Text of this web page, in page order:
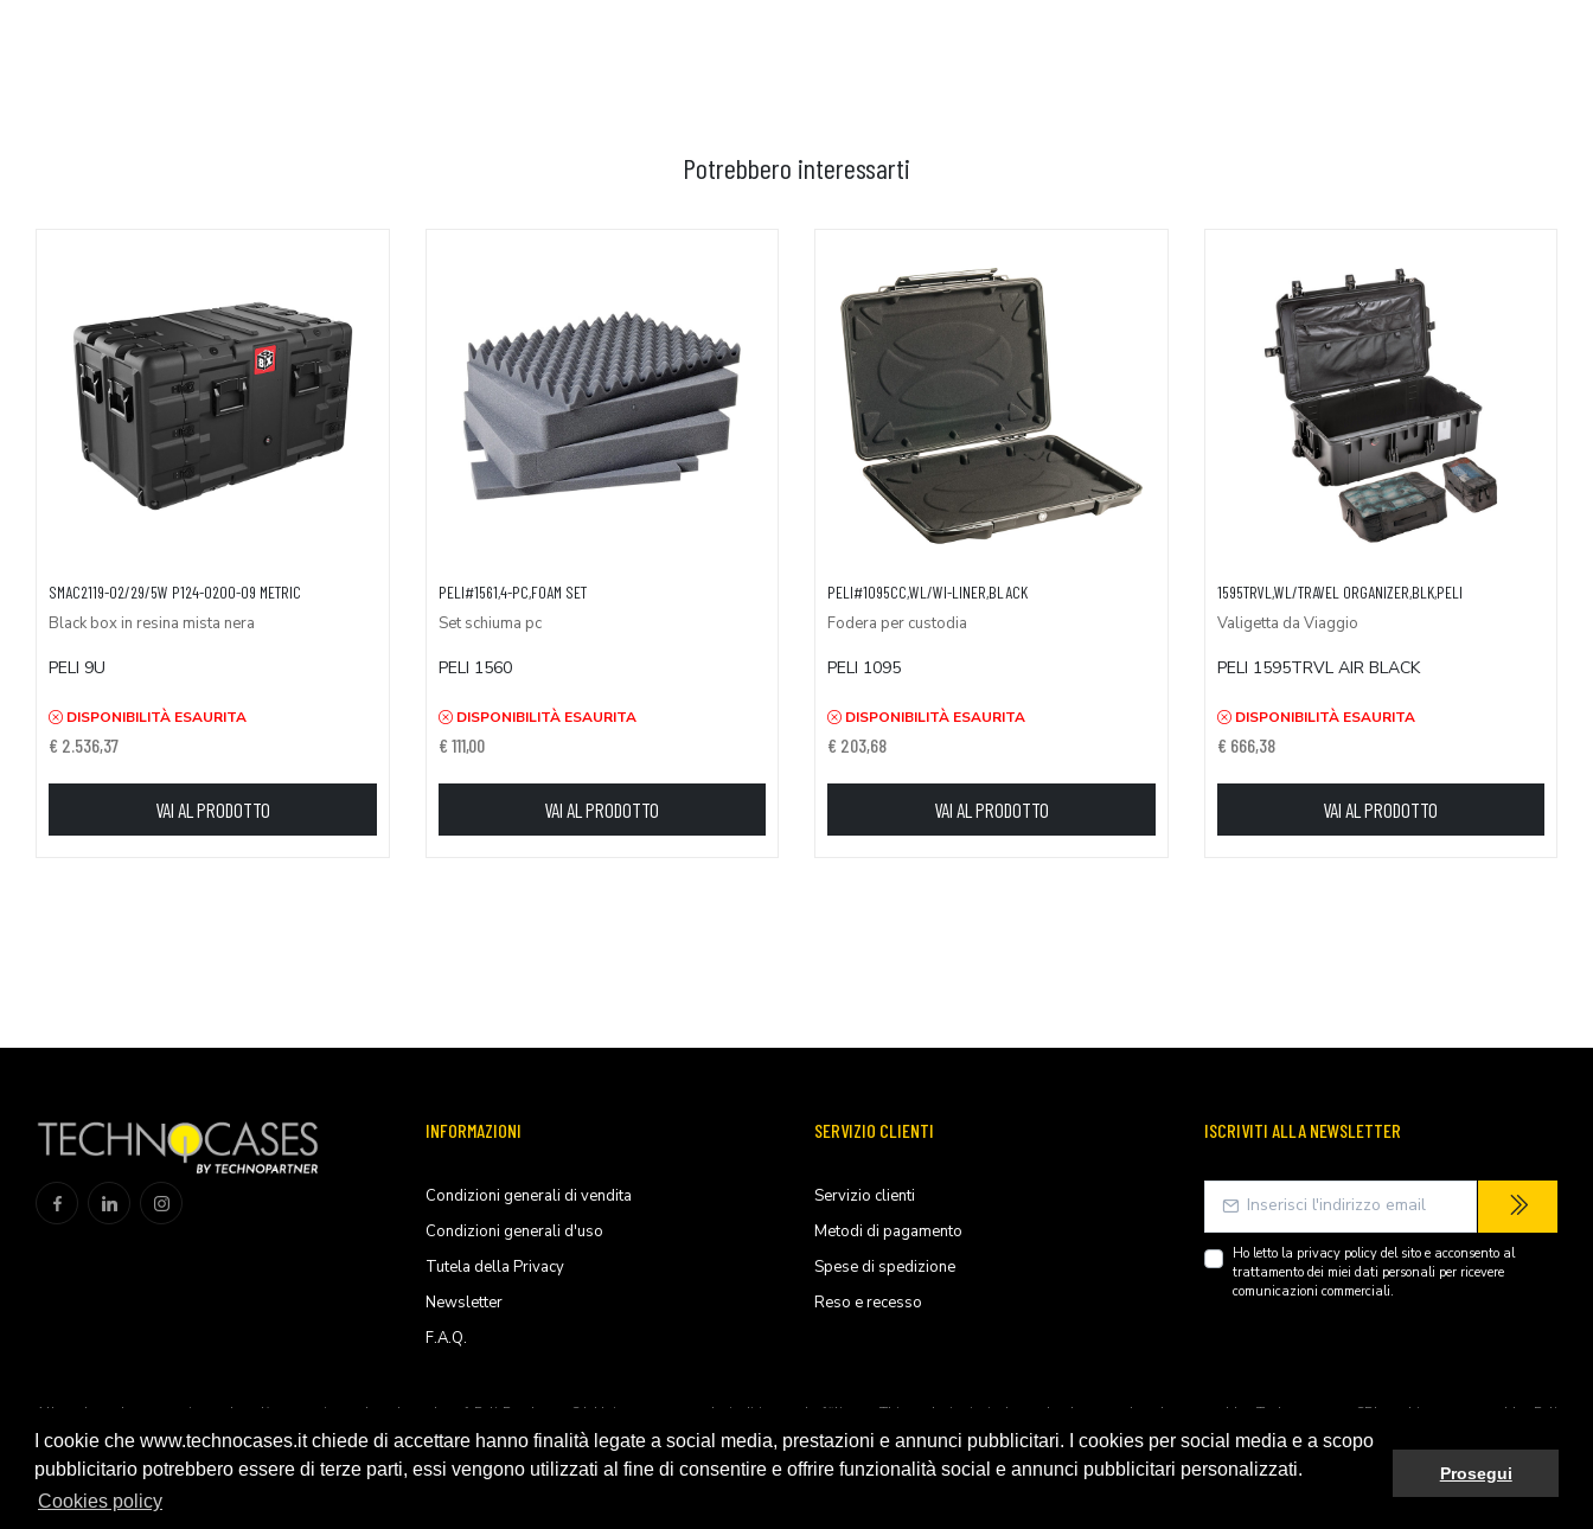
I cookie che www.technocases.it chiede di accettare hanno finalità legate a social media, prestazioni e annunci pubblicitari. I cookies per social media e a scopo
pubblicitario potrebbero essere di terze parti, essi vengono utilizzati al fine di consentire e offrire funzionalità social e annunci pubblicitari personalizzati.
Cookies policy
Prosegui
Potrebbero interessarti
SMAC2119-02/29/5W P124-0200-09 METRIC
Black box in resina mista nera
PELI 9U
DISPONIBILITÀ ESAURITA
€ 2.536,37
VAI AL PRODOTTO
PELI#1561,4-PC,FOAM SET
Set schiuma pc
PELI 1560
DISPONIBILITÀ ESAURITA
€ 111,00
VAI AL PRODOTTO
PELI#1095CC,WL/WI-LINER,BLACK
Fodera per custodia
PELI 1095
DISPONIBILITÀ ESAURITA
€ 203,68
VAI AL PRODOTTO
1595TRVL,WL/TRAVEL ORGANIZER,BLK,PELI
Valigetta da Viaggio
PELI 1595TRVL AIR BLACK
DISPONIBILITÀ ESAURITA
€ 666,38
VAI AL PRODOTTO
INFORMAZIONI
Condizioni generali di vendita
Condizioni generali d'uso
Tutela della Privacy
Newsletter
F.A.Q.
SERVIZIO CLIENTI
Servizio clienti
Metodi di pagamento
Spese di spedizione
Reso e recesso
ISCRIVITI ALLA NEWSLETTER
Ho letto la privacy policydel sito e acconsento al
trattamento dei miei dati personali per ricevere
comunicazioni commerciali.
All trademarks are registered and/or unregistered trademarks of Peli Products, S.L.U. its parents, subsiadiries and affiliates. This website is independently owned and operated by Technopartner SRL and is not owned by Peli
Products, S.L.U